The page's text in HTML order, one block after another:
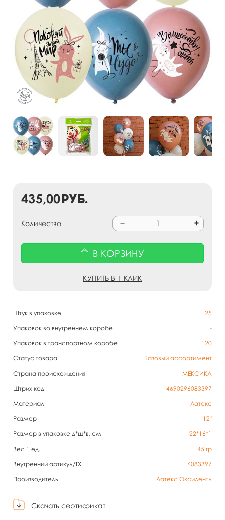
Штук в упаковке
25
Упаковок во внутреннем коробе
-
Упаковок в транспортном коробе
120
Статус товара
Базовый ассортимент
Страна происхождения
МЕКСИКА
Штрих код
4690296083397
Материал
Латекс
Размер
12"
Размер в упаковке д*ш*в, см
22*16*1
Вес 1 ед.
45 гр
Внутренний артикул/TX
6083397
Производитель
Латекс Оксидентл
Скачать сертификат
435,00руб.
Количество
В КОРЗИНУ
КУПИТЬ В 1 КЛИК